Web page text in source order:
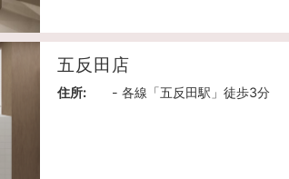
五反田店
住所: - 各線「五反田駅」徒歩3分